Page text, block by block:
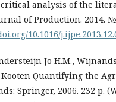
analysis of the
of Production. 2014. №
10.1016/
Jo H.M.,
Quantifying the
Springer, 2006. 232 р.